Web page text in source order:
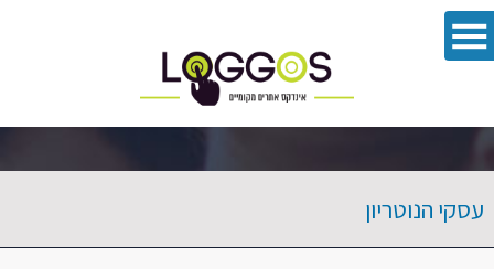
עסקי הנוטריון